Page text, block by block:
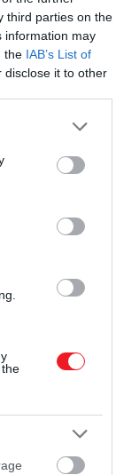
third parties on the
information may
the IAB’s List of
disclose it to other
or more Google
You may click to
party tags to
in below Google
több